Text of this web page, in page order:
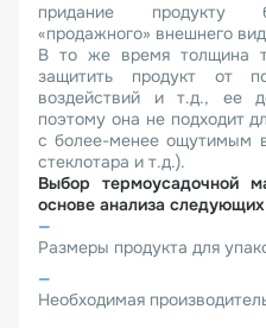
придание продукту
«продажного» внешнего
В то же время толщина
защитить продукт от
воздействий и т.д., ее
поэтому она не подходит
с более-менее ощутимым
стеклотара и т.д.).
Выбор термоусадочной
основе анализа
Размеры продукта для
Необходимая